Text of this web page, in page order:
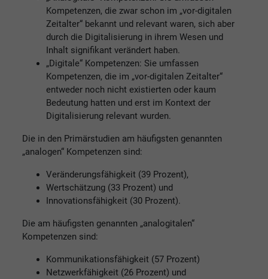
Kompetenzen, die zwar schon im „vor-digitalen
Zeitalter“ bekannt und relevant waren, sich aber
durch die Digitalisierung in ihrem Wesen und
Inhalt signifikant verändert haben.
„Digitale“ Kompetenzen: Sie umfassen
Kompetenzen, die im „vor-digitalen Zeitalter“
entweder noch nicht existierten oder kaum
Bedeutung hatten und erst im Kontext der
Digitalisierung relevant wurden.
Die in den Primärstudien am häufigsten genannten
„analogen“ Kompetenzen sind:
Veränderungsfähigkeit (39 Prozent),
Wertschätzung (33 Prozent) und
Innovationsfähigkeit (30 Prozent).
Die am häufigsten genannten „analogitalen“
Kompetenzen sind:
Kommunikationsfähigkeit (57 Prozent)
Netzwerkfähigkeit (26 Prozent) und